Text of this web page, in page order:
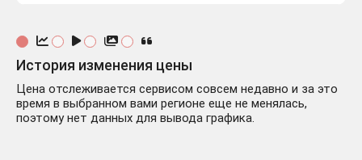
История изменения цены
Цена отслеживается сервисом совсем недавно и за это
время в выбранном вами регионе еще не менялась,
поэтому нет данных для вывода графика.